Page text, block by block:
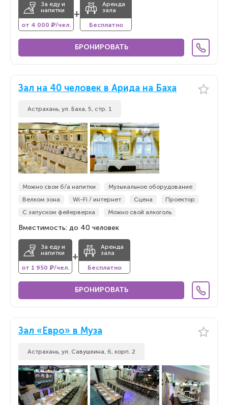
За еду и
напитки
от 4 000 ₽/чел.
+
Аренда
зала
Бесплатно
БРОНИРОВАТЬ
Зал на 40 человек в Арида на Баха
Астрахань, ул. Баха, 5, стр. 1
Можно свои б/а напитки
Музыкальное оборудование
Велком зона
Wi-Fi / интернет Сцена
Проектор
С запуском фейерверка
Можно свой алкоголь
Вместимость: до 40 человек
За еду и
напитки
от 1 950 ₽/чел.
+
Аренда
зала
Бесплатно
БРОНИРОВАТЬ
Зал «Евро» в Муза
Астрахань, ул. Савушкина, 6, корп. 2